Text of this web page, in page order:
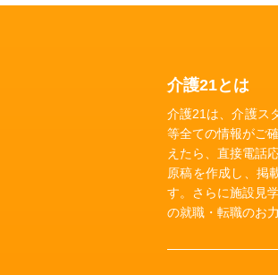
介護21とは
介護21は、介護ス
等全ての情報がご
えたら、直接電話
原稿を作成し、掲
す。さらに施設見
の就職・転職のお